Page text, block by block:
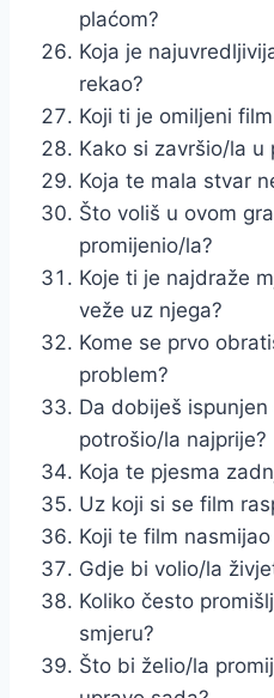
plaćom?
Koja je
rekao?
Koji ti je omiljeni
Kako si završio/la u
Koja te mala stvar
Što voliš u ovom
promijenio/la?
Koje ti je najdraže
veže uz njega?
Kome se prvo
problem?
Da dobiješ
potrošio/la najprije?
Koja te pjesma
Uz koji si se film
Koji te film
Gdje bi volio/la
Koliko često
smjeru?
Što bi želio/la